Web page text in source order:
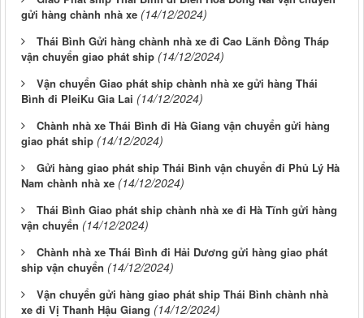
gửi hàng chành nhà xe (14/12/2024)
Thái Bình Gửi hàng chành nhà xe đi Cao Lãnh Đồng Tháp
vận chuyển giao phát ship (14/12/2024)
Vận chuyển Giao phát ship chành nhà xe gửi hàng Thái
Bình đi PleiKu Gia Lai (14/12/2024)
Chành nhà xe Thái Bình đi Hà Giang vận chuyển gửi hàng
giao phát ship (14/12/2024)
Gửi hàng giao phát ship Thái Bình vận chuyển đi Phủ Lý Hà
Nam chành nhà xe (14/12/2024)
Thái Bình Giao phát ship chành nhà xe đi Hà Tĩnh gửi hàng
vận chuyển (14/12/2024)
Chành nhà xe Thái Bình đi Hải Dương gửi hàng giao phát
ship vận chuyển (14/12/2024)
Vận chuyển gửi hàng giao phát ship Thái Bình chành nhà
xe đi Vị Thanh Hậu Giang (14/12/2024)